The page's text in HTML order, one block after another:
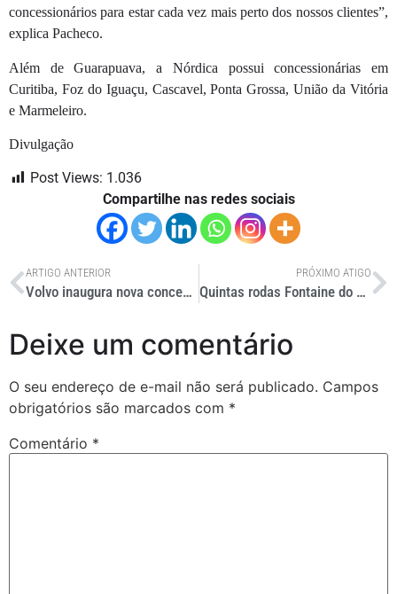
concessionários para estar cada vez mais perto dos nossos clientes”,
explica Pacheco.
Além de Guarapuava, a Nórdica possui concessionárias em
Curitiba, Foz do Iguaçu, Cascavel, Ponta Grossa, União da Vitória
e Marmeleiro.
Divulgação
Post Views: 1.036
Compartilhe nas redes sociais
ARTIGO ANTERIOR
Volvo inaugura nova concessionária em Guarapuava, PR
PRÓXIMO ATIGO
Quintas rodas Fontaine do Brasil têm sistema exclusivo anti-falso engate
Deixe um comentário
O seu endereço de e-mail não será publicado. Campos
obrigatórios são marcados com *
Comentário *